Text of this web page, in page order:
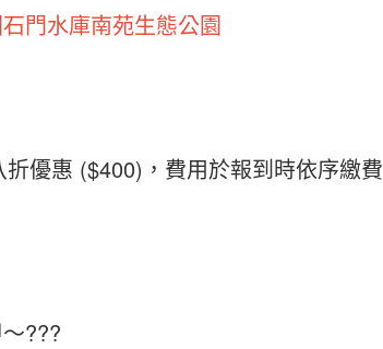
門水庫南苑生態公園
優惠 ($400)，費用於報到時依序繳
???